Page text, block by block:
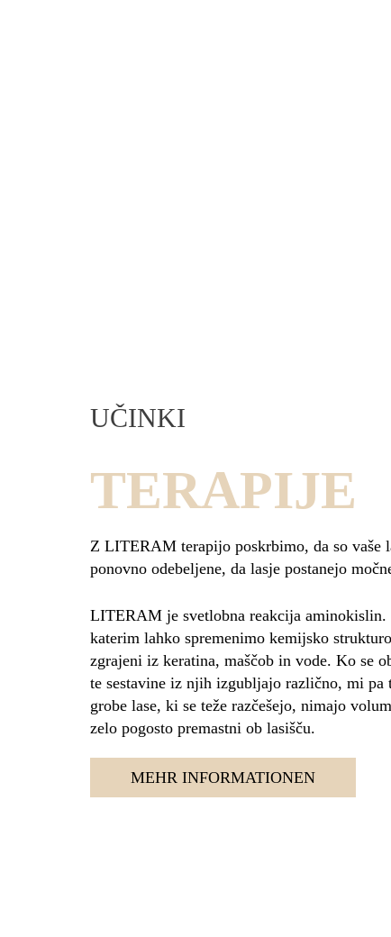
UČINKI
TERAPIJE
Z LITERAM terapijo poskrbimo, da so vaše
ponovno odebeljene, da lasje postanejo
LITERAM je svetlobna reakcija aminokislin.
katerim lahko spremenimo kemijsko
zgrajeni iz keratina, maščob in vode. Ko se
te sestavine iz njih izgubljajo različno, mi pa
grobe lase, ki se teže razčešejo, nimajo
zelo pogosto premastni ob lasišču.
MEHR INFORMATIONEN